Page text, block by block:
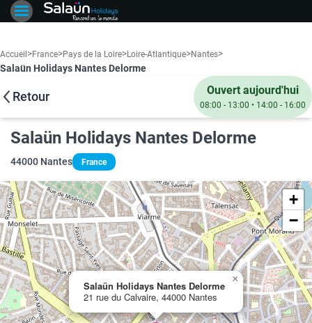
Accueil >France>Pays de la Loire>Loire-Atlantique>Nantes>
Salaün Holidays Nantes Delorme
Retour Ouvert aujourd'hui
08:00 - 13:00 • 14:00 - 16:00
Salaün Holidays Nantes Delorme
44000 Nantes France
Salaün Holidays Nantes Delorme
21 rue du Calvaire, 44000 Nantes
×
+
−